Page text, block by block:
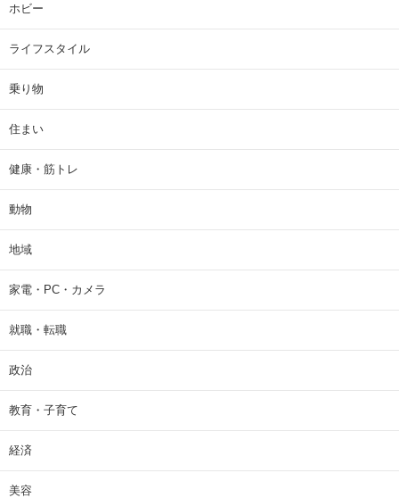
ホビー
ライフスタイル
乗り物
住まい
健康・筋トレ
動物
地域
家電・PC・カメラ
就職・転職
政治
教育・子育て
経済
美容